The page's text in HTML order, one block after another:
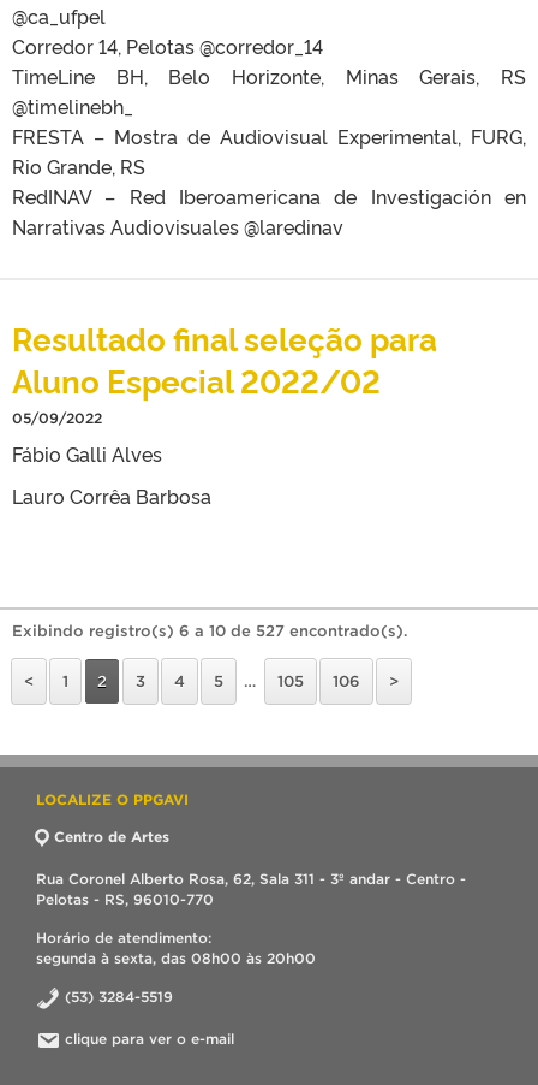
@ca_ufpel
Corredor 14, Pelotas @corredor_14
TimeLine BH, Belo Horizonte, Minas Gerais, RS
@timelinebh_
FRESTA – Mostra de Audiovisual Experimental, FURG,
Rio Grande, RS
RedINAV – Red Iberoamericana de Investigación en
Narrativas Audiovisuales @laredinav
Resultado final seleção para
Aluno Especial 2022/02
05/09/2022
Fábio Galli Alves
Lauro Corrêa Barbosa
Exibindo registro(s) 6 a 10 de 527 encontrado(s).
< 1 2 3 4 5 … 105 106 >
LOCALIZE O PPGAVI
Centro de Artes
Rua Coronel Alberto Rosa, 62, Sala 311 - 3º andar - Centro -
Pelotas - RS, 96010-770
Horário de atendimento:
segunda à sexta, das 08h00 às 20h00
(53) 3284-5519
clique para ver o e-mail